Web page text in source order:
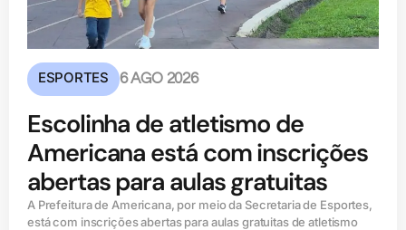
ESPORTES 6 AGO 2026
Escolinha de atletismo de
Americana está com inscrições
abertas para aulas gratuitas
A Prefeitura de Americana, por meio da Secretaria de Esportes,
está com inscrições abertas para aulas gratuitas de atletismo